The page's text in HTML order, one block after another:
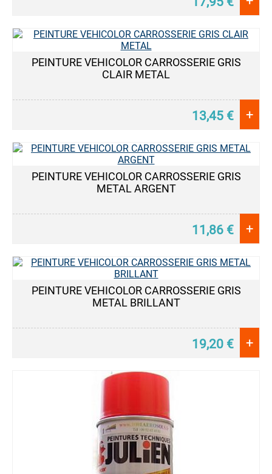
PEINTURE VEHICOLOR CARROSSERIE GRIS
CLAIR METAL
13,45 € +
PEINTURE VEHICOLOR CARROSSERIE GRIS
METAL ARGENT
11,86 € +
PEINTURE VEHICOLOR CARROSSERIE GRIS
METAL BRILLANT
19,20 € +